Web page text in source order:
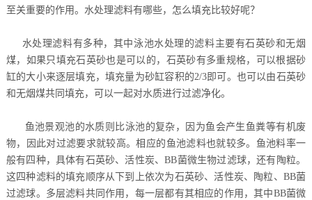
至关重要的作用。水处理滤料有哪些，怎么填充比较好呢？
水处理滤料有多种，其中泳池水处理的滤料主要有石英砂和无烟
煤，如果只填充石英砂也是可以的，石英砂有多重规格，可以根据砂
缸的大小来逐层填充，填充量为砂缸容积的2/3即可。也可以由石英砂
和无烟煤共同填充，可以一起对水质进行过滤净化。
鱼池景观池的水质则比泳池的复杂，因为鱼会产生鱼粪等有机废
物，因此对过滤要求就较高。相应的鱼池滤料也就较多。鱼池料率一
般有四种，具体有石英砂、活性炭、BB菌微生物过滤球，还有陶粒。
这四种滤料的填充顺序从下到上依次为石英砂、活性炭、陶粒、BB菌
过滤球。多层滤料共同作用，每一层都有其相应的作用，其中BB菌微